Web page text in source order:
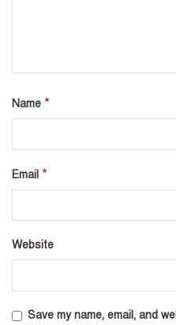
Name *
Email *
Website
Save my name, email, and